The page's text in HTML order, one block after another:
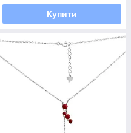
Купити